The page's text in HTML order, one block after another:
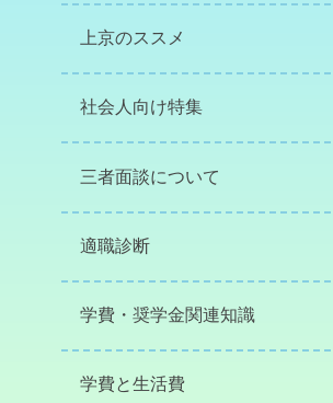
上京のススメ
社会人向け特集
三者面談について
適職診断
学費・奨学金関連知識
学費と生活費